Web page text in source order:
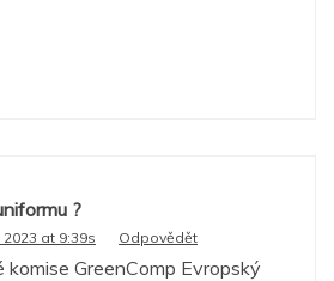
?
2023 at 9:39s Odpovědět
komise GreenComp Evropský